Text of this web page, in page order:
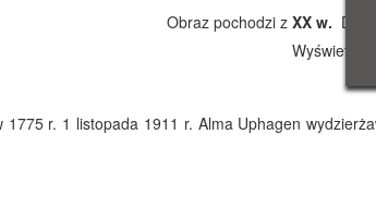
Obraz pochodzi z XX w.
r. 1 listopada 1911 r. Alma Uphagen